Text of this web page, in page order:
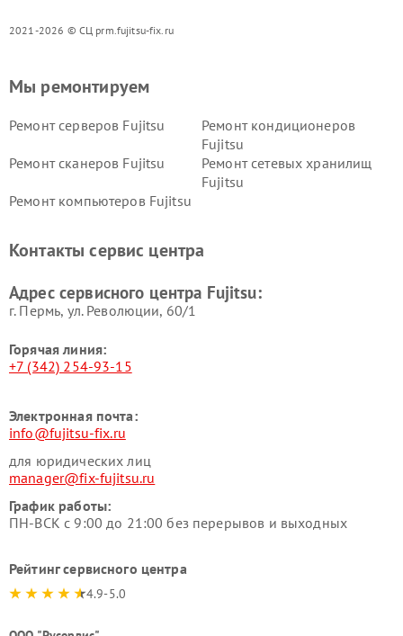
2021-2026 © СЦ prm.fujitsu-fix.ru
Мы ремонтируем
Ремонт серверов Fujitsu
Ремонт кондиционеров
Fujitsu
Ремонт сканеров Fujitsu
Ремонт сетевых хранилищ
Fujitsu
Ремонт компьютеров Fujitsu
Контакты сервис центра
Адрес сервисного центра Fujitsu:
г. Пермь, ул. ​Революции, 60/1
Горячая линия:
+7 (342) 254-93-15
Электронная почта:
info@fujitsu-fix.ru
для юридических лиц
manager@fix-fujitsu.ru
График работы:
ПН-ВСК с 9:00 до 21:00 без перерывов и выходных
Рейтинг сервисного центра
4.9-5.0